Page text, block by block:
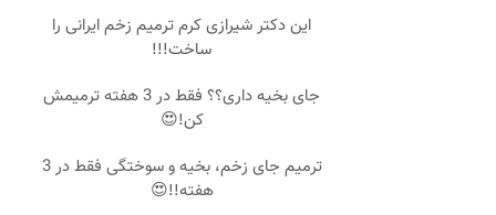
این دکتر شیرازی کرم ترمیم زخم ایرانی را
ساخت!!!
جای بخیه داری؟؟ فقط در 3 هفته ترمیمش
کن!😍
ترمیم جای زخم، بخیه و سوختگی فقط در 3
هفته!!😍